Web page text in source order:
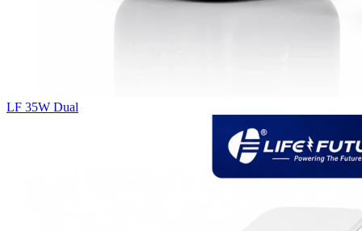
LF 35W Dual